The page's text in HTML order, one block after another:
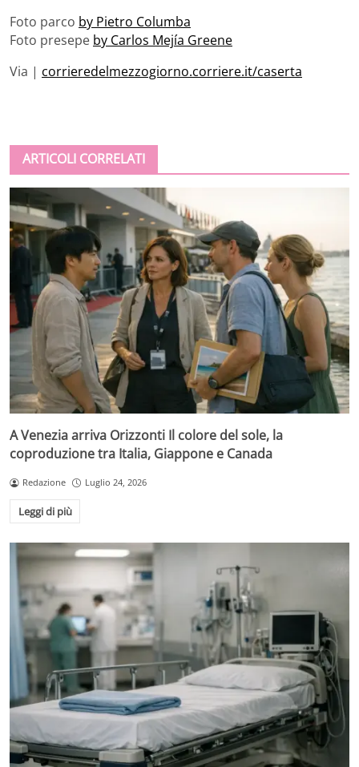
Foto parco by Pietro Columba
Foto presepe by Carlos Mejía Greene
Via | corrieredelmezzogiorno.corriere.it/caserta
ARTICOLI CORRELATI
A Venezia arriva Orizzonti Il colore del sole, la
coproduzione tra Italia, Giappone e Canada
Redazione Luglio 24, 2026
Leggi di più